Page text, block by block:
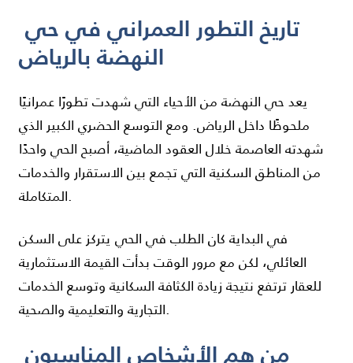
تاريخ التطور العمراني في حي
النهضة بالرياض
يعد حي النهضة من الأحياء التي شهدت تطورًا عمرانيًا
ملحوظًا داخل الرياض. ومع التوسع الحضري الكبير الذي
شهدته العاصمة خلال العقود الماضية، أصبح الحي واحدًا
من المناطق السكنية التي تجمع بين الاستقرار والخدمات
المتكاملة.
في البداية كان الطلب في الحي يتركز على السكن
العائلي، لكن مع مرور الوقت بدأت القيمة الاستثمارية
للعقار ترتفع نتيجة زيادة الكثافة السكانية وتوسع الخدمات
التجارية والتعليمية والصحية.
من هم الأشخاص المناسبون